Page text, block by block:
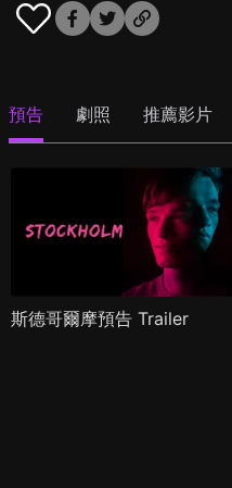
預告 劇照 推薦影片
斯德哥爾摩預告 Trailer